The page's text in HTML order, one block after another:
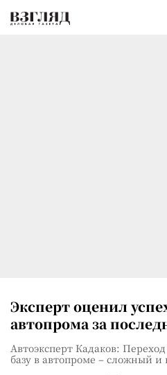
Эксперт оценил
автопрома за
Автоэксперт Кадаков:
базу в автопроме – сложный